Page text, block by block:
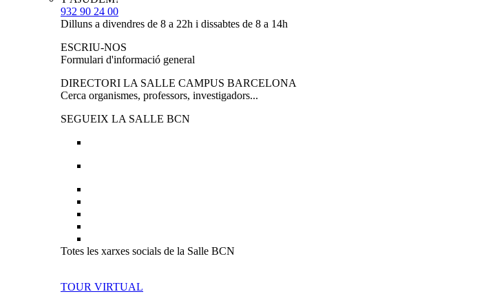
932 90 24 00
Dilluns a divendres de 8 a 22h i dissabtes de 8 a 14h
ESCRIU-NOS
Formulari d'informació general
DIRECTORI LA SALLE CAMPUS BARCELONA
Cerca organismes, professors, investigadors...
SEGUEIX LA SALLE BCN
Totes les xarxes socials de la Salle BCN
TOUR VIRTUAL